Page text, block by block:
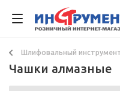
Шлифовальный
Чашки алмазные